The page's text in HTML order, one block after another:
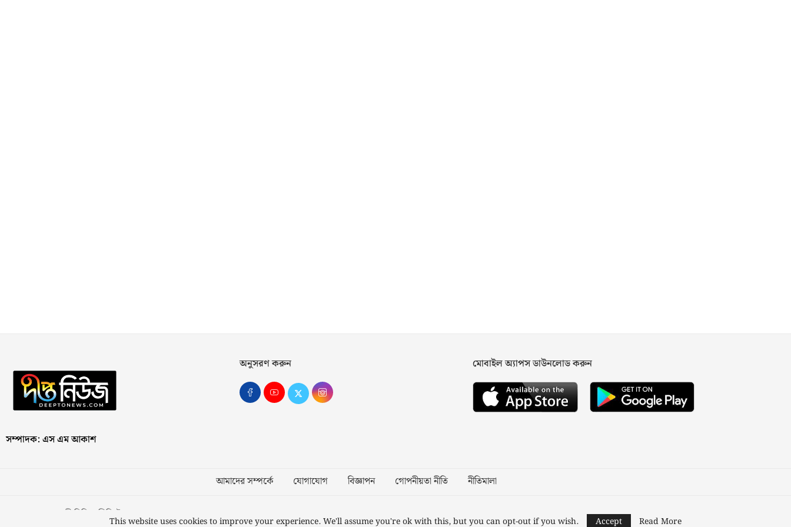
সম্পাদক: এস এম আকাশ
অনুসরণ করুন মোবাইল অ্যাপস ডাউনলোড করুন
আমাদের সম্পর্কে যোগাযোগ বিজ্ঞাপন গোপনীয়তা নীতি নীতিমালা
স্বত্ব © ২০২৩ কাজী মিডিয়া লিমিটেড Designed and Developed byNusratech Pte Ltd.
This website uses cookies to improve your experience. We'll assume you're ok with this, but you can opt-out if you wish. Accept Read More